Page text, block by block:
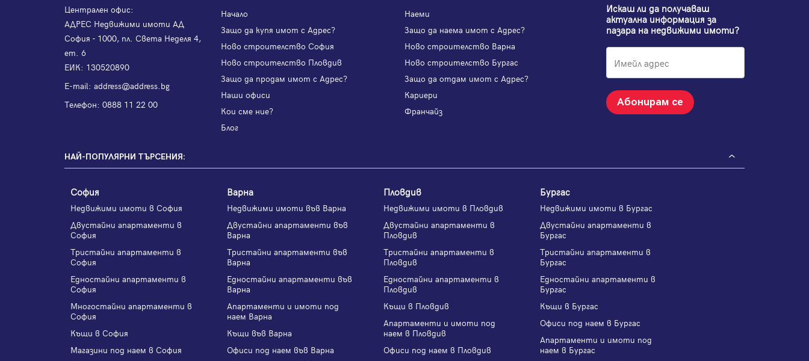
Централен офис:
АДРЕС Недвижими имоти АД
София - 1000, пл. Света Неделя 4,
ет. 6
ЕИК: 130520890
Е-mail: address@address.bg
Телефон: 0888 11 22 00
Начало
Наеми
Защо да купя имот с Адрес?
Защо да наема имот с Адрес?
Ново строителство София
Ново строителство Варна
Ново строителство Пловдив
Ново строителство Бургас
Защо да продам имот с Адрес?
Защо да отдам имот с Адрес?
Наши офиси
Кариери
Кои сме ние?
Франчайз
Блог
Искаш ли да получаваш
актуална информация за
пазара на недвижими имоти?
Абонирам се
НАЙ-ПОПУЛЯРНИ ТЪРСЕНИЯ:
София
Недвижими имоти в София
Двустайни апартаменти в
София
Тристайни апартаменти в
София
Едностайни апартаменти в
София
Многостайни апартаменти в
София
Къщи в София
Магазини под наем в София
Варна
Недвижими имоти във Варна
Двустайни апартаменти във
Варна
Тристайни апартаменти във
Варна
Едностайни апартаменти във
Варна
Апартаменти и имоти под
наем Варна
Къщи във Варна
Офиси под наем във Варна
Пловдив
Недвижими имоти в Пловдив
Двустайни апартаменти в
Пловдив
Тристайни апартаменти в
Пловдив
Едностайни апартаменти в
Пловдив
Къщи в Пловдив
Апартаменти и имоти под
наем в Пловдив
Офиси под наем в Пловдив
Бургас
Недвижими имоти в Бургас
Двустайни апартаменти в
Бургас
Тристайни апартаменти в
Бургас
Едностайни апартаменти в
Бургас
Къщи в Бургас
Офиси под наем в Бургас
Апартаменти и имоти под
наем в Бургас
Регистрация